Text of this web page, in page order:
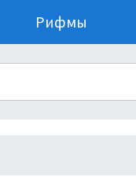
Рифмы